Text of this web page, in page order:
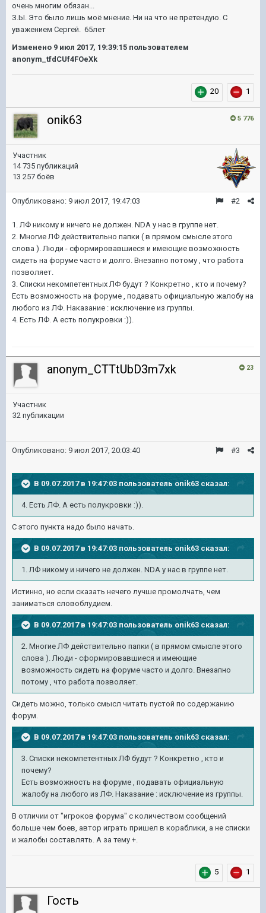
очень многим обязан...
З.Ы. Это было лишь моё мнение. Ни на что не претендую. С
уважением Сергей. 65лет
Изменено 9 июл 2017, 19:39:15 пользователем
anonym_tfdCUf4FOeXk
20 1
5 776
onik63
Участник
14 735 публикаций
13 257 боёв
#2
Опубликовано: 9 июл 2017, 19:47:03
1. ЛФ никому и ничего не должен. NDA у нас в группе нет.
2. Многие ЛФ действительно папки ( в прямом смысле этого
слова ). Люди - сформировавшиеся и имеющие возможность
сидеть на форуме часто и долго. Внезапно потому , что работа
позволяет.
3. Списки некомпетентных ЛФ будут ? Конкретно , кто и почему?
Есть возможность на форуме , подавать официальную жалобу на
любого из ЛФ. Наказание : исключение из группы.
4. Есть ЛФ. А есть полукровки :)).
23
anonym_CTTtUbD3m7xk
Участник
32 публикации
#3
Опубликовано: 9 июл 2017, 20:03:40
В 09.07.2017 в 19:47:03 пользователь onik63 сказал:
4. Есть ЛФ. А есть полукровки :)).
С этого пункта надо было начать.
В 09.07.2017 в 19:47:03 пользователь onik63 сказал:
1. ЛФ никому и ничего не должен. NDA у нас в группе нет.
Истинно, но если сказать нечего лучше промолчать, чем
заниматься словоблудием.
В 09.07.2017 в 19:47:03 пользователь onik63 сказал:
2. Многие ЛФ действительно папки ( в прямом смысле этого
слова ). Люди - сформировавшиеся и имеющие
возможность сидеть на форуме часто и долго. Внезапно
потому , что работа позволяет.
Сидеть можно, только смысл читать пустой по содержанию
форум.
В 09.07.2017 в 19:47:03 пользователь onik63 сказал:
3. Списки некомпетентных ЛФ будут ? Конкретно , кто и
почему?
Есть возможность на форуме , подавать официальную
жалобу на любого из ЛФ. Наказание : исключение из группы.
В отличии от "игроков форума" с количеством сообщений
больше чем боев, автор играть пришел в кораблики, а не списки
и жалобы составлять. А за тему +.
5 1
Гость